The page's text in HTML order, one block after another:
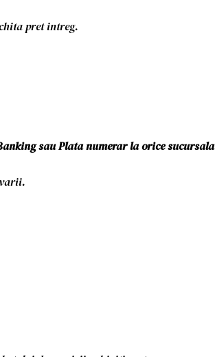
pret intreg.
sau Plata numerar la orice sucursala